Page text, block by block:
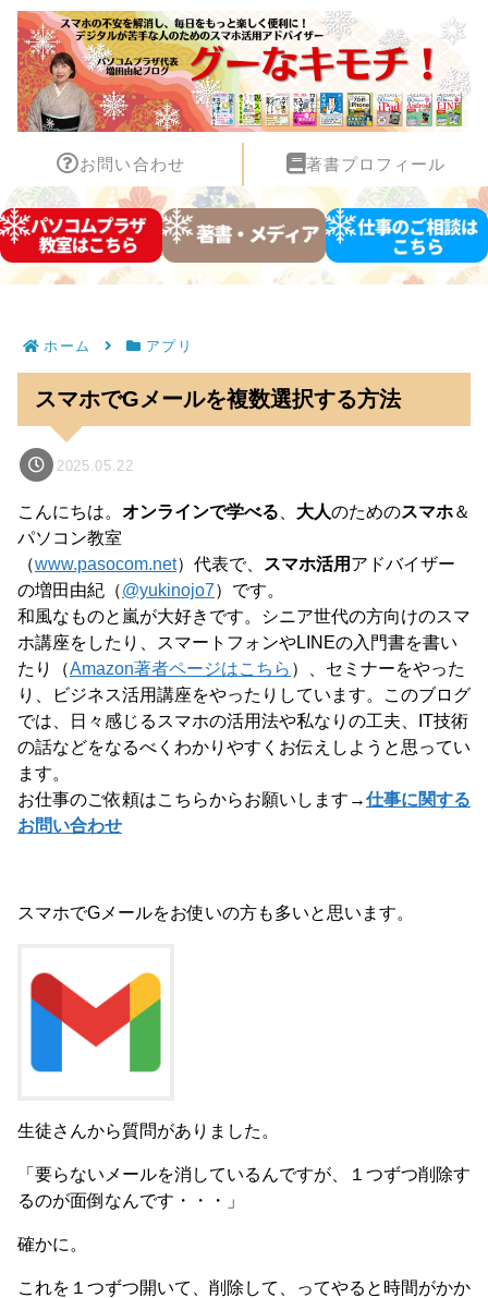
お問い合わせ 著書プロフィール
ホーム アプリ
スマホでGメールを複数選択する方法
2025.05.22
こんにちは。 オンラインで学べる 大人のためのスマホ＆
パソコン教室
（www.pasocom.net）代表で、 スマホ活用 アドバイザー
の増田由紀（@yukinojo7）です。
和風なものと嵐が大好きです。シニア世代の方向けのスマ
ホ講座をしたり、スマートフォンやLINEの入門書を書い
たり（Amazon著者ページはこちら ）、セミナーをやった
り、ビジネス活用講座をやったりしています。このブログ
では、日々感じるスマホの活用法や私なりの工夫、IT技術
の話などをなるべくわかりやすくお伝えしようと思ってい
ます。
お仕事のご依頼はこちらからお願いします→仕事に関する
お問い合わせ
スマホでGメールをお使いの方も多いと思います。
生徒さんから質問がありました。
「要らないメールを消しているんですが、１つずつ削除す
るのが面倒なんです・・・」
確かに。
これを１つずつ開いて、削除して、ってやると時間がかか